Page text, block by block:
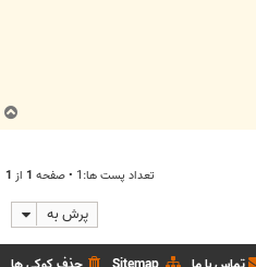
تعداد پست ها:1 • صفحه 1 از 1
پرش به